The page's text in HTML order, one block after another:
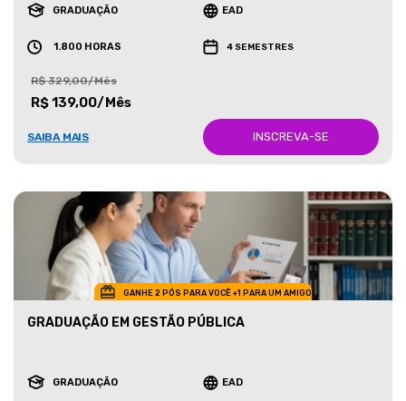
GRADUAÇÃO EAD
1.800 HORAS 4 SEMESTRES
R$ 329,00/Mês
R$ 139,00/Mês
SAIBA MAIS INSCREVA-SE
GANHE 2 PÓS PARA VOCÊ +1 PARA UM AMIGO
GRADUAÇÃO EM GESTÃO PÚBLICA
GRADUAÇÃO EAD